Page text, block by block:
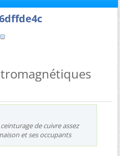
de cuivre assez
et ses occupants